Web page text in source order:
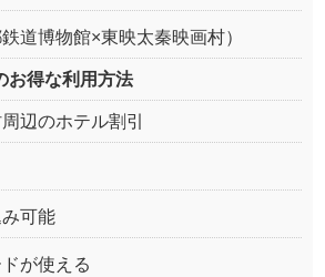
道博物館×東映太秦映画村）
お得な利用方法
辺のホテル割引
可能
が使える